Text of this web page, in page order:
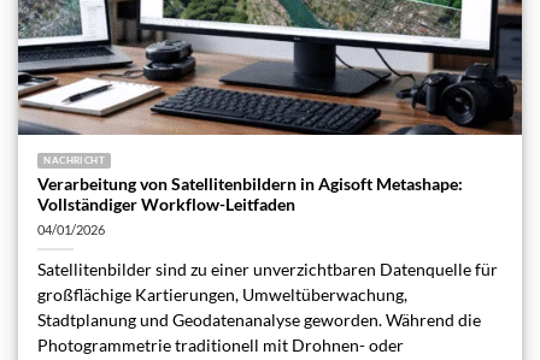
NACHRICHT
Verarbeitung von Satellitenbildern in Agisoft Metashape:
Vollständiger Workflow-Leitfaden
04/01/2026
Satellitenbilder sind zu einer unverzichtbaren Datenquelle für
großflächige Kartierungen, Umweltüberwachung,
Stadtplanung und Geodatenanalyse geworden. Während die
Photogrammetrie traditionell mit Drohnen- oder